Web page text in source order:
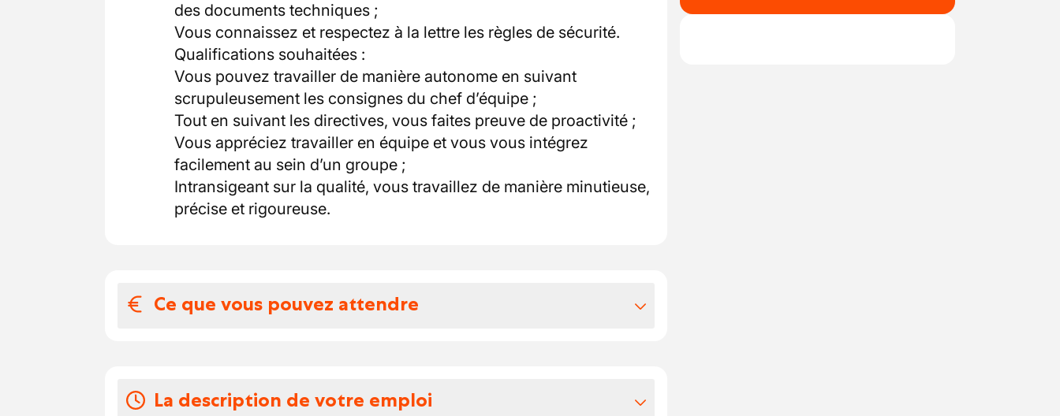
des documents techniques ;
Vous connaissez et respectez à la lettre les règles de sécurité.
Qualifications souhaitées :
Vous pouvez travailler de manière autonome en suivant
scrupuleusement les consignes du chef d’équipe ;
Tout en suivant les directives, vous faites preuve de proactivité ;
Vous appréciez travailler en équipe et vous vous intégrez
facilement au sein d’un groupe ;
Intransigeant sur la qualité, vous travaillez de manière minutieuse,
précise et rigoureuse.
Ce que vous pouvez attendre
d'activité et en constant développement ;
La description de votre emploi